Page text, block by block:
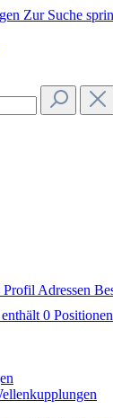
Zur Suche
Profil Adressen
0